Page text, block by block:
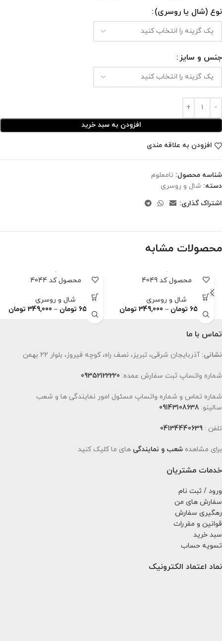
نوع (شال یا روسری)
جنس و سایز
افزودن به سبد خرید
افزودن به علاقه مندی
شناسه محصول: نامعلوم
دسته: شال و روسری
اشتراک گذاری:
محصولات مشابه
محصول کد 4049
شال و روسری
659,000 تومان –
349,000 تومان
محصول کد 4044
شال و روسری
659,000 تومان –
349,000 تومان
تماس با ما
نشانی: آذربایجان شرقی، تبریز، نصف راه، کوچه فیروز، بلوار 22 بهمن
شماره واتساپ ثبت سفارش عمده: 09352122220
شماره تماس و شماره واتساپ مسئول امور نمایندگی ها و شعب
سالینو: 09143108638
تلفن : 04134440639
برای مشاهده شعب و نمایندگی های ما کلیک کنید
خدمات مشتریان
ورود / ثبت نام
سفارش های من
رهگیری سفارش
قوانین و مقررات
سبد خرید
تسویه حساب
نماد اعتماد الکترونیک